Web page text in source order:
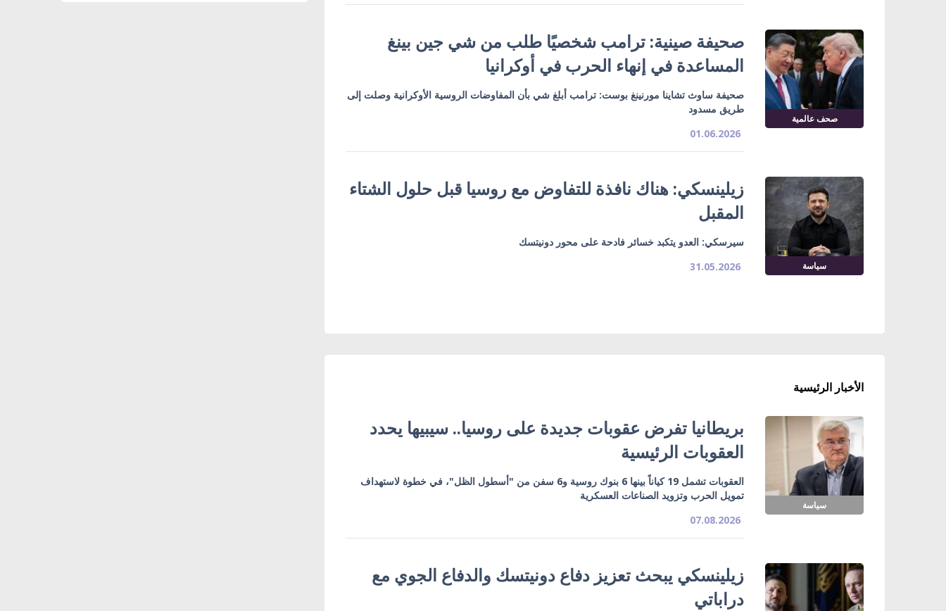
صحف عالمية
صحيفة صينية: ترامب شخصيًا طلب من شي جين بينغ
المساعدة في إنهاء الحرب في أوكرانيا
صحيفة ساوث تشاينا مورنينغ بوست: ترامب أبلغ شي بأن المفاوضات الروسية الأوكرانية وصلت إلى
طريق مسدود
01.06.2026
سياسة
زيلينسكي: هناك نافذة للتفاوض مع روسيا قبل حلول الشتاء
المقبل
سيرسكي: العدو يتكبد خسائر فادحة على محور دونيتسك
31.05.2026
الأخبار الرئيسية
سياسة
بريطانيا تفرض عقوبات جديدة على روسيا.. سيبيها يحدد
العقوبات الرئيسية
العقوبات تشمل 19 كياناً بينها 6 بنوك روسية و6 سفن من "أسطول الظل"، في خطوة لاستهداف
تمويل الحرب وتزويد الصناعات العسكرية
07.08.2026
زيلينسكي يبحث تعزيز دفاع دونيتسك والدفاع الجوي مع
دراباتي